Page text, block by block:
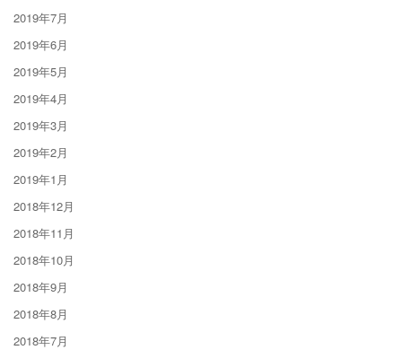
2019年7月
2019年6月
2019年5月
2019年4月
2019年3月
2019年2月
2019年1月
2018年12月
2018年11月
2018年10月
2018年9月
2018年8月
2018年7月